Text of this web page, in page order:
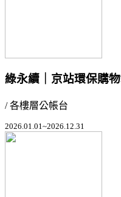
綠永續｜京站環保購
/ 各樓層公帳台
2026.01.01~2026.12.31